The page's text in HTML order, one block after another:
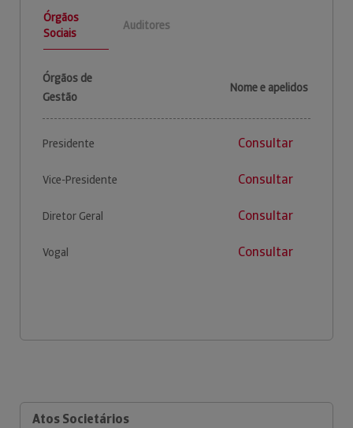
Órgãos
Sociais
Auditores
Órgãos de
Gestão
Nome e apelidos
Presidente Consultar
Vice-Presidente Consultar
Diretor Geral Consultar
Vogal Consultar
Atos Societários